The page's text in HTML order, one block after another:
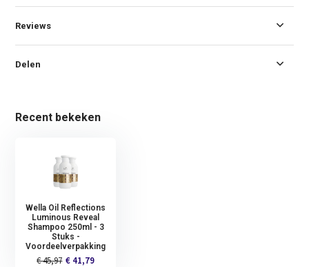
Reviews
Delen
Recent bekeken
Wella Oil Reflections
Luminous Reveal
Shampoo 250ml - 3
Stuks -
Voordeelverpakking
€ 45,97 € 41,79